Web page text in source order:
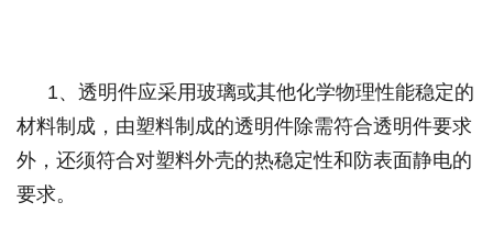
1、透明件应采用玻璃或其他化学物理性能稳定的
材料制成，由塑料制成的透明件除需符合透明件要求
外，还须符合对塑料外壳的热稳定性和防表面静电的
要求。